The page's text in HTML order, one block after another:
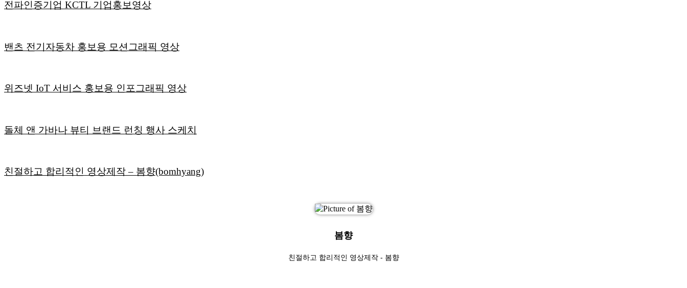
전파인증기업 KCTL 기업홍보영상
밴츠 전기자동차 홍보용 모션그래픽 영상
위즈넷 IoT 서비스 홍보용 인포그래픽 영상
돌체 앤 가바나 뷰티 브랜드 런칭 행사 스케치
친절하고 합리적인 영상제작– 봄향(bomhyang)
봄향
친절하고 합리적인 영상제작 - 봄향